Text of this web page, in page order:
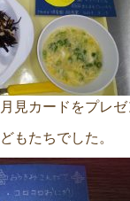
見カードをプレ
もたちでした。